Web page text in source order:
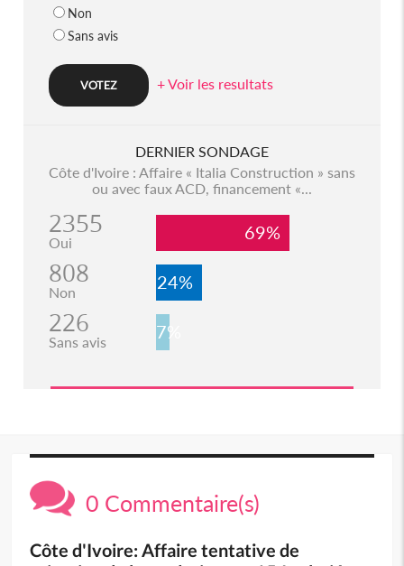
Non
Sans avis
+ Voir les resultats
DERNIER SONDAGE
Côte d'Ivoire : Affaire « Italia Construction » sans
ou avec faux ACD, financement «...
2355
Oui 69%
808
Non 24%
226
Sans avis 7%
0 Commentaire(s)
Côte d'Ivoire: Affaire tentative de